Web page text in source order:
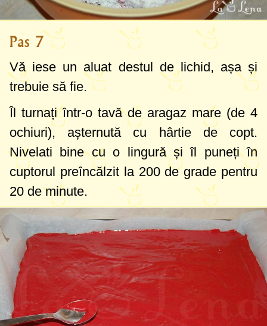
Pas 7
Vă iese un aluat destul de lichid, așa și
trebuie să fie.
Îl turnați într-o tavă de aragaz mare (de 4
ochiuri), așternută cu hârtie de copt.
Nivelati bine cu o lingură și îl puneți în
cuptorul preîncălzit la 200 de grade pentru
20 de minute.